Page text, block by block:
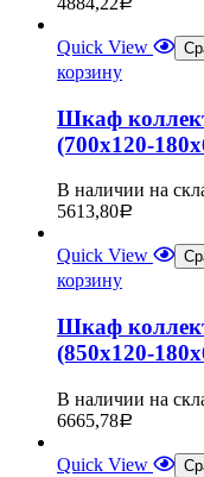
Р
Quick View
корзину
Шкаф
(700х120-
В наличии на
5613,80Р
Quick View
корзину
Шкаф
(850х120-
В наличии на
6665,78Р
Quick View